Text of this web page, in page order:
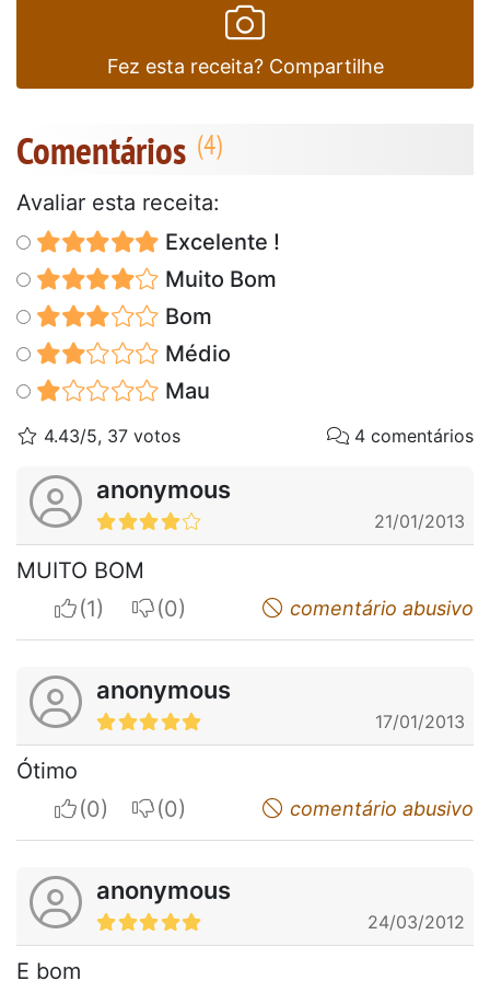
Fez esta receita? Compartilhe
Comentários
Avaliar esta receita:
Excelente !
Muito Bom
Bom
Médio
Mau
4.43/5, 37 votos 4 comentários
anonymous
21/01/2013
MUITO BOM
I apreciateI do not appreciatecomentário abusivo
anonymous
17/01/2013
Ótimo
I apreciateI do not appreciatecomentário abusivo
anonymous
24/03/2012
E bom